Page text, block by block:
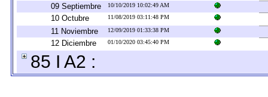
09 Septiembre 10/10/2019 10:02:49 AM
10 Octubre 11/08/2019 03:11:48 PM
11 Noviembre 12/09/2019 01:33:38 PM
12 Diciembre 01/10/2020 03:45:40 PM
85 I A2 :